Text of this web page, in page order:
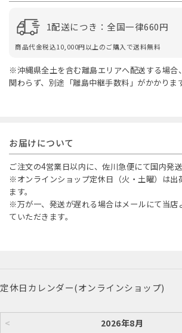
1配送につき：全国一律660円
商品代金税込10,000円以上のご購入で送料無料
※沖縄県全土を含む離島エリアへ配送する場合
関わらず、別途「離島中継手数料」がかかります
お届けについて
ご注文の4営業日以内に、佐川急便にて国内発送
※オンラインショップ定休日（火・土曜）は出
ます。
※万が一、発送が遅れる場合はメールにて当店
ていただきます。
定休日カレンダー(オンラインショップ)
< 2026年8月